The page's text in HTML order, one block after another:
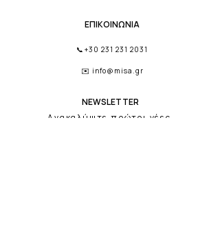
ΕΠΙΚΟΙΝΩΝΙΑ
📞 +30 231 231 2031
✉️ info@misa.gr
NEWSLETTER
Ανακαλύψτε πρώτοι νέες